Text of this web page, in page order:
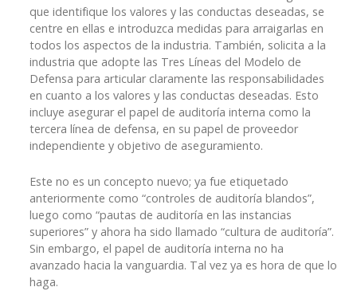
que identifique los valores y las conductas deseadas, se
centre en ellas e introduzca medidas para arraigarlas en
todos los aspectos de la industria. También, solicita a la
industria que adopte las Tres Líneas del Modelo de
Defensa para articular claramente las responsabilidades
en cuanto a los valores y las conductas deseadas. Esto
incluye asegurar el papel de auditoría interna como la
tercera línea de defensa, en su papel de proveedor
independiente y objetivo de aseguramiento.
Este no es un concepto nuevo; ya fue etiquetado
anteriormente como “controles de auditoría blandos”,
luego como “pautas de auditoría en las instancias
superiores” y ahora ha sido llamado “cultura de auditoría”.
Sin embargo, el papel de auditoría interna no ha
avanzado hacia la vanguardia. Tal vez ya es hora de que lo
haga.